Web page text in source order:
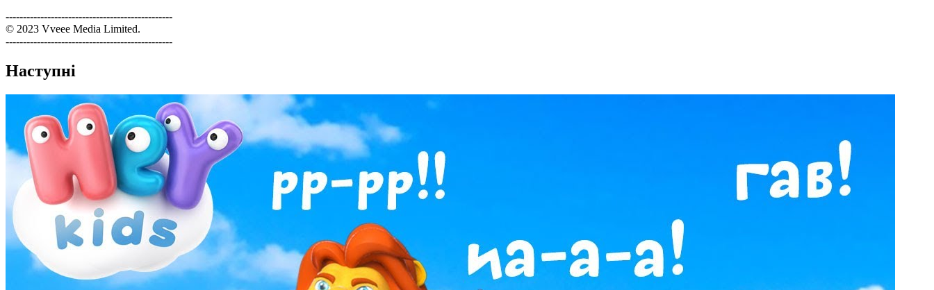
------------------------------------------------
© 2023 Vveee Media Limited.
------------------------------------------------
Наступні